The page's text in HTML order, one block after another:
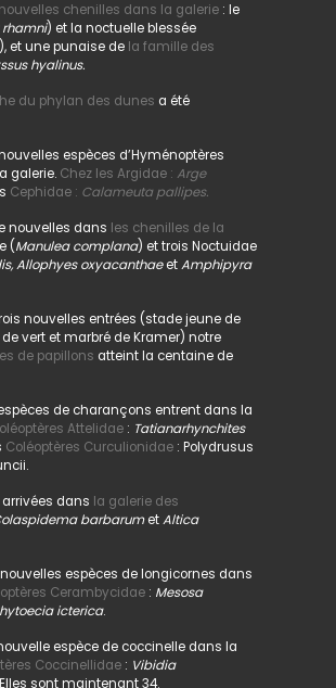
nouvelles chenilles dans la galerie : le
rhamni) et la noctuelle blessée
et une punaise dela famille des
hyalinus.
du phylan des dunes a été
espèces d’Hyménoptères
galerie. Chez les Argidae : Arge
Cephidae : Calameuta pallipes.
nouvelles dans les chenilles de la
(Manulea complana) et trois Noctuidae
Allophyes oxyacanthaeetAmphipyra
nouvelles entrées (stade jeune de
vert et marbré de Kramer) notre
de papillons atteint la centaine de
de charançons entrent dans la
Attelidae: Tatianarhynchites
Coléoptères Curculionidae: Polydrusus
dans la galerie des
barbarumetAltica
espèces de longicornes dans
Cerambycidae: Mesosa
icterica.
espèce de coccinelle dans la
Coccinellidae: Vibidia
sont maintenant 34.